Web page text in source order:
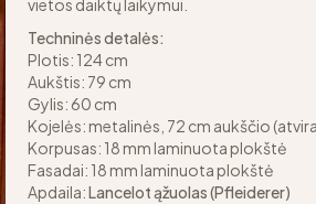
vietos daiktų laikymui.
Techninės detalės:
Plotis: 124 cm
Aukštis: 79 cm
Gylis: 60 cm
Kojelės: metalinės, 72 cm aukščio
Korpusas: 18 mm laminuota plokštė
Fasadai: 18 mm laminuota plokštė
Apdaila:Lancelot ąžuolas (Pfleiderer)